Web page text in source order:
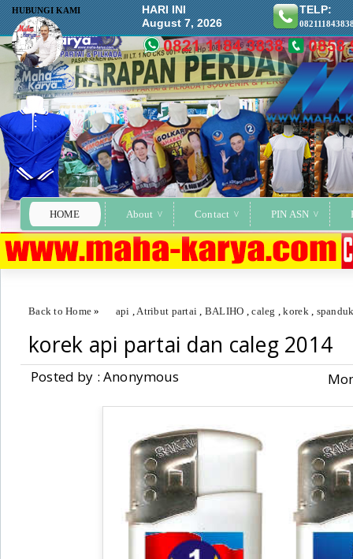
HOME About Contact PIN ASN
HUBUNGI KAMI
HARI INI
August 7, 2026
TELP:
Back to Home » api ,Atribut partai , BALIHO ,caleg ,korek,
korek api partai dan caleg 2014
korek api partai dan caleg 2014
Posted by : Anonymous